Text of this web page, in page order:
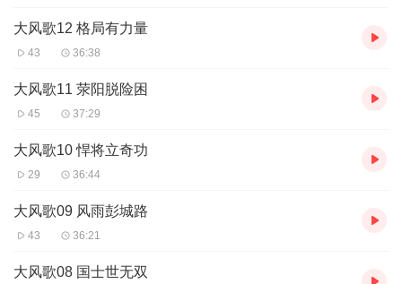
大风歌12 格局有力量
43 36:38
大风歌11 荥阳脱险困
45 37:29
大风歌10 悍将立奇功
29 36:44
大风歌09 风雨彭城路
43 36:21
大风歌08 国士世无双